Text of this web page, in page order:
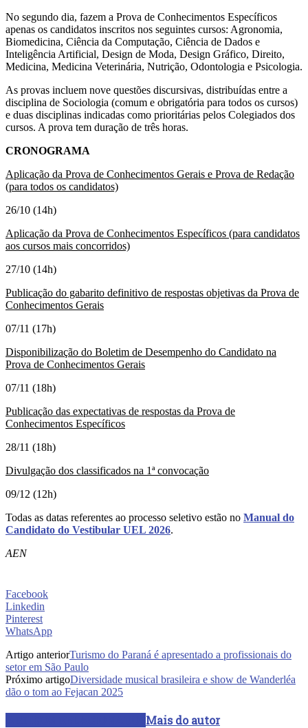
No segundo dia, fazem a Prova de Conhecimentos Específicos
apenas os candidatos inscritos nos seguintes cursos: Agronomia,
Biomedicina, Ciência da Computação, Ciência de Dados e
Inteligência Artificial, Design de Moda, Design Gráfico, Direito,
Medicina, Medicina Veterinária, Nutrição, Odontologia e Psicologia.
As provas incluem nove questões discursivas, distribuídas entre a
disciplina de Sociologia (comum e obrigatória para todos os cursos)
e duas disciplinas indicadas como prioritárias pelos Colegiados dos
cursos. A prova tem duração de três horas.
CRONOGRAMA
Aplicação da Prova de Conhecimentos Gerais e Prova de Redação
(para todos os candidatos)
26/10 (14h)
Aplicação da Prova de Conhecimentos Específicos (para candidatos
aos cursos mais concorridos)
27/10 (14h)
Publicação do gabarito definitivo de respostas objetivas da Prova de
Conhecimentos Gerais
07/11 (17h)
Disponibilização do Boletim de Desempenho do Candidato na
Prova de Conhecimentos Gerais
07/11 (18h)
Publicação das expectativas de respostas da Prova de
Conhecimentos Específicos
28/11 (18h)
Divulgação dos classificados na 1ª convocação
09/12 (12h)
Todas as datas referentes ao processo seletivo estão no Manual do
Candidato do Vestibular UEL 2026.
AEN
Facebook
Linkedin
Pinterest
WhatsApp
Artigo anteriorTurismo do Paraná é apresentado a profissionais do
setor em São Paulo
Próximo artigoDiversidade musical brasileira e show de Wanderléa
dão o tom ao Fejacan 2025
Mais do autor